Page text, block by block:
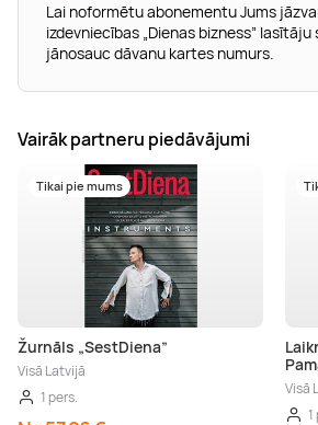
Lai noformētu abonementu Jums
izdevniecības „Dienas bizness” lasītāju
jānosauc dāvanu kartes numurs.
Vairāk partneru piedāvājumi
Tikai pie mums
Žurnāls „SestDiena”
Visā Latvijā
1 pers.
Visā
1